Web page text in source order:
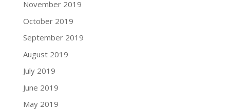
November 2019
October 2019
September 2019
August 2019
July 2019
June 2019
May 2019